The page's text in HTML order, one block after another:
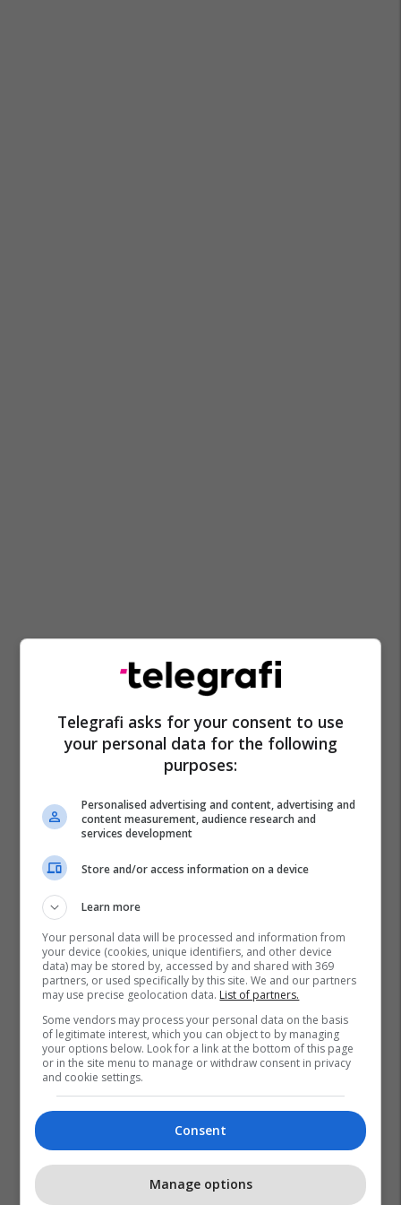
Madridi Papa Leo Italia
Telegrafi asks for your consent to use
your personal data for the following
purposes:
Personalised advertising and content, advertising and
content measurement, audience research and
services development
Store and/or access information on a device
Learn more
Your personal data will be processed and information from
your device (cookies, unique identifiers, and other device
data) may be stored by, accessed by and shared with 369
partners, or used specifically by this site. We and our partners
may use precise geolocation data. List of partners.
Some vendors may process your personal data on the basis
of legitimate interest, which you can object to by managing
your options below. Look for a link at the bottom of this page
or in the site menu to manage or withdraw consent in privacy
and cookie settings.
Consent
Manage options